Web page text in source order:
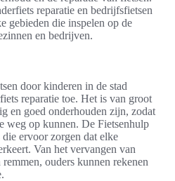
reparatie en bedrijfsfietsen
gebieden die inspelen op de
en bedrijven.
door kinderen in de stad
reparatie toe. Het is van groot
en goed onderhouden zijn, zodat
weg op kunnen. De Fietsenhulp
ervoor zorgen dat elke
Van het vervangen van
ouders kunnen rekenen